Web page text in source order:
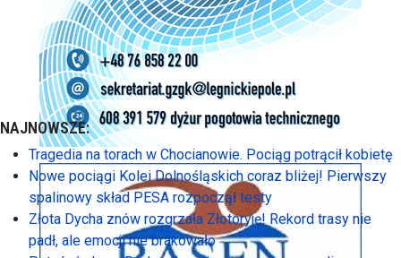
NAJNOWSZE:
Tragedia na torach w Chocianowie. Pociąg potrącił kobietę
Nowe pociągi Kolei Dolnośląskich coraz bliżej! Pierwszy
spalinowy skład PESA rozpoczął testy
Złota Dycha znów rozgrzała Złotoryję! Rekord trasy nie
padł, ale emocji nie brakowało